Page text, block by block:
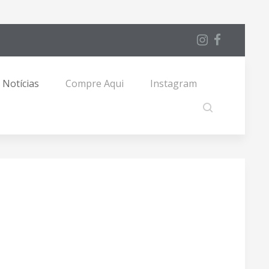
Notícias Compre Aqui Instagram